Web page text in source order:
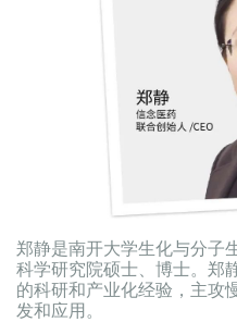
郑静是南开大学生化与分子
科学研究院硕士、博士。郑
的科研和产业化经验，主攻
发和应用。